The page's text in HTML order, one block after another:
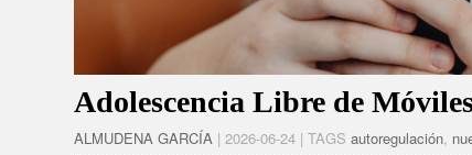
Adolescencia Libre de
ALMUDENA GARCÍA | 2026-06-24 | TAGSautoregulación,